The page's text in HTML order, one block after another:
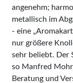
angenehm;
metallisch im
‑ eine
nur größere
sehr beliebt. Der
so Manfred
Beratung und